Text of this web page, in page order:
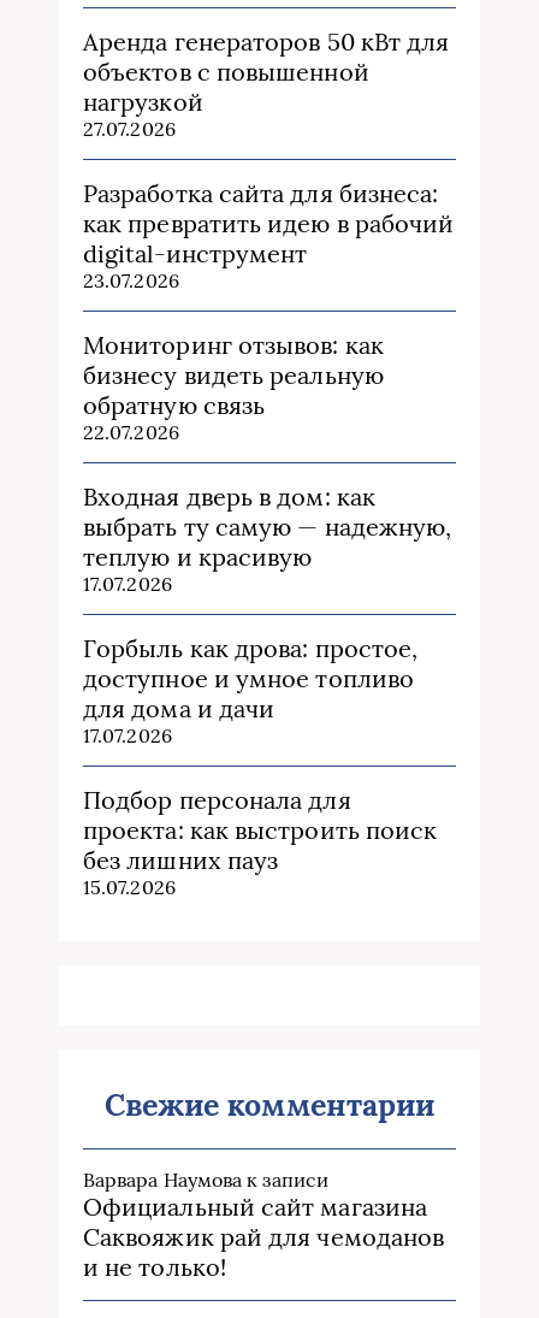
Аренда генераторов 50 кВт для
объектов с повышенной
нагрузкой
27.07.2026
Разработка сайта для бизнеса:
как превратить идею в рабочий
digital-инструмент
23.07.2026
Мониторинг отзывов: как
бизнесу видеть реальную
обратную связь
22.07.2026
Входная дверь в дом: как
выбрать ту самую — надежную,
теплую и красивую
17.07.2026
Горбыль как дрова: простое,
доступное и умное топливо
для дома и дачи
17.07.2026
Подбор персонала для
проекта: как выстроить поиск
без лишних пауз
15.07.2026
Свежие комментарии
Варвара Наумова к записи
Официальный сайт магазина
Саквояжик рай для чемоданов
и не только!